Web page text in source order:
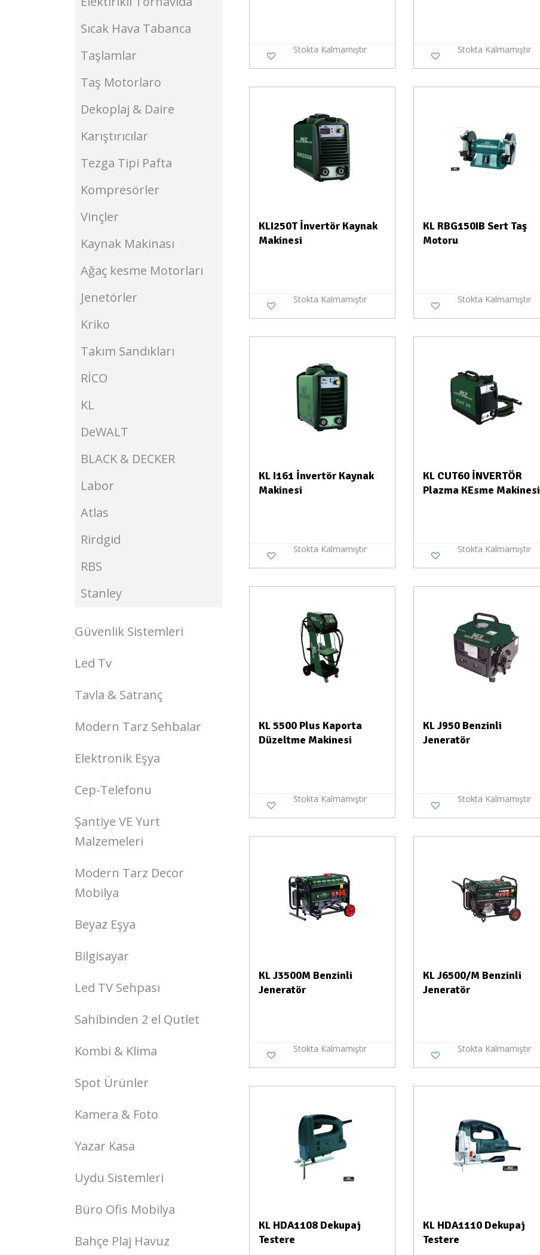
Sıcak Hava Tabanca
Taşlamlar
Taş Motorlaro
Dekoplaj & Daire
Karıştırıcılar
Tezga Tipi Pafta
Kompresörler
Vinçler
Kaynak Makinası
Ağaç kesme Motorları
Jenetörler
Kriko
Takım Sandıkları
RİCO
KL
DeWALT
BLACK & DECKER
Labor
Atlas
Rirdgid
RBS
Stanley
Güvenlik Sistemleri
Led Tv
Tavla & Satranç
Modern Tarz Sehbalar
Elektronik Eşya
Cep-Telefonu
Şantiye VE Yurt
Malzemeleri
Modern Tarz Decor
Mobilya
Beyaz Eşya
Bilgisayar
Led TV Sehpası
Sahibinden 2 el Qutlet
Kombi & Klima
Spot Ürünler
Kamera & Foto
Yazar Kasa
Uydu Sistemleri
Büro Ofis Mobilya
Bahçe Plaj Havuz
Stokta Kalmamıştır Stokta Kalmamıştır
KLI250T İnvertör Kaynak
Makinesi
Stokta Kalmamıştır
KL RBG150IB Sert Taş
Motoru
Stokta Kalmamıştır
KL I161 İnvertör Kaynak
Makinesi
Stokta Kalmamıştır
KL CUT60 İNVERTÖR
Plazma KEsme Makinesi
Stokta Kalmamıştır
KL 5500 Plus Kaporta
Düzeltme Makinesi
Stokta Kalmamıştır
KL J950 Benzinli
Jeneratör
Stokta Kalmamıştır
KL J3500M Benzinli
Jeneratör
Stokta Kalmamıştır
KL J6500/M Benzinli
Jeneratör
Stokta Kalmamıştır
KL HDA1108 Dekupaj
Testere
KL HDA1110 Dekupaj
Testere